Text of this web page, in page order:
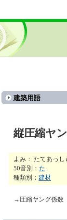
建築用語
縦圧縮ヤ
よみ： たてあっ
50音別： た
種類別： 建材
→圧縮ヤング係数